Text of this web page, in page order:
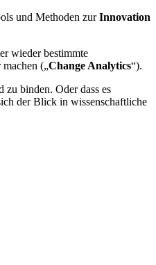
und Methoden zurInnovation
wieder bestimmte
(„Change Analytics“).
binden. Oder dass es
der Blick in wissenschaftliche